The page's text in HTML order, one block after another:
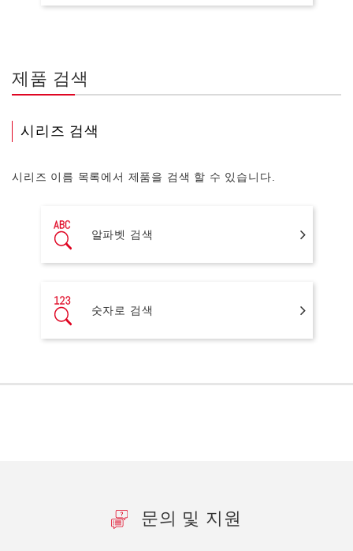
제품 검색
시리즈 검색
시리즈 이름 목록에서 제품을 검색 할 수 있습니다.
알파벳 검색
숫자로 검색
문의 및 지원